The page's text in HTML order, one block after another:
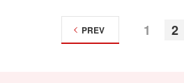
1 2
PREV